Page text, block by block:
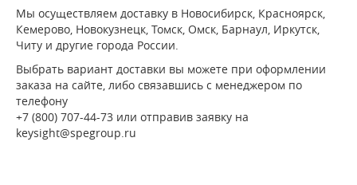
Мы осуществляем доставку в Новосибирск, Красноярск,
Кемерово, Новокузнецк, Томск, Омск, Барнаул, Иркутск,
Читу и другие города России.
Выбрать вариант доставки вы можете при оформлении
заказа на сайте, либо связавшись с менеджером по
телефону
+7 (800) 707-44-73 или отправив заявку на
keysight@spegroup.ru